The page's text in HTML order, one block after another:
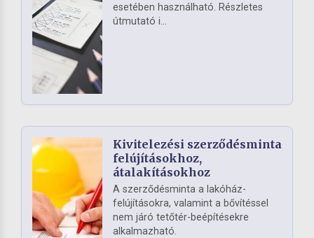
esetében használható. Részletes
útmutató i...
Kivitelezési szerződésminta
felújításokhoz,
átalakításokhoz
A szerződésminta a lakóház-
felújításokra, valamint a bővítéssel
nem járó tetőtér-beépítésekre
alkalmazható.